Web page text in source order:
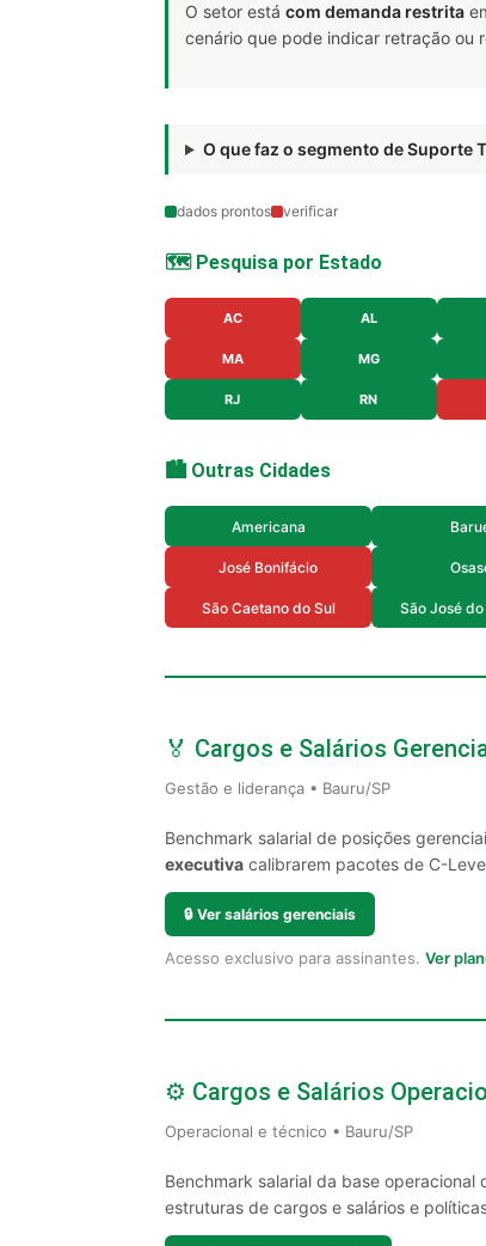
O setor está com demanda restrita
cenário que pode indicar retração ou
O que faz o segmento de Suporte
dados prontos verificar
🗺️ Pesquisa por Estado
AC AL
MA MG
RJ RN
🏙️ Outras Cidades
Americana
José Bonifácio
São Caetano do Sul São José
🏅 Cargos e Salários
Gestão e liderança • Bauru/SP
Benchmark salarial de posições
executiva calibrarem pacotes de C-
🔒 Ver salários gerenciais
Acesso exclusivo para assinantes. Ver
⚙️ Cargos e Salários
Operacional e técnico • Bauru/SP
Benchmark salarial da base
estruturas de cargos e salários e